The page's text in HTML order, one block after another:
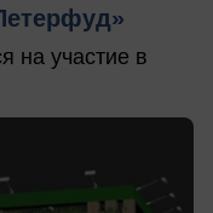
на участие в